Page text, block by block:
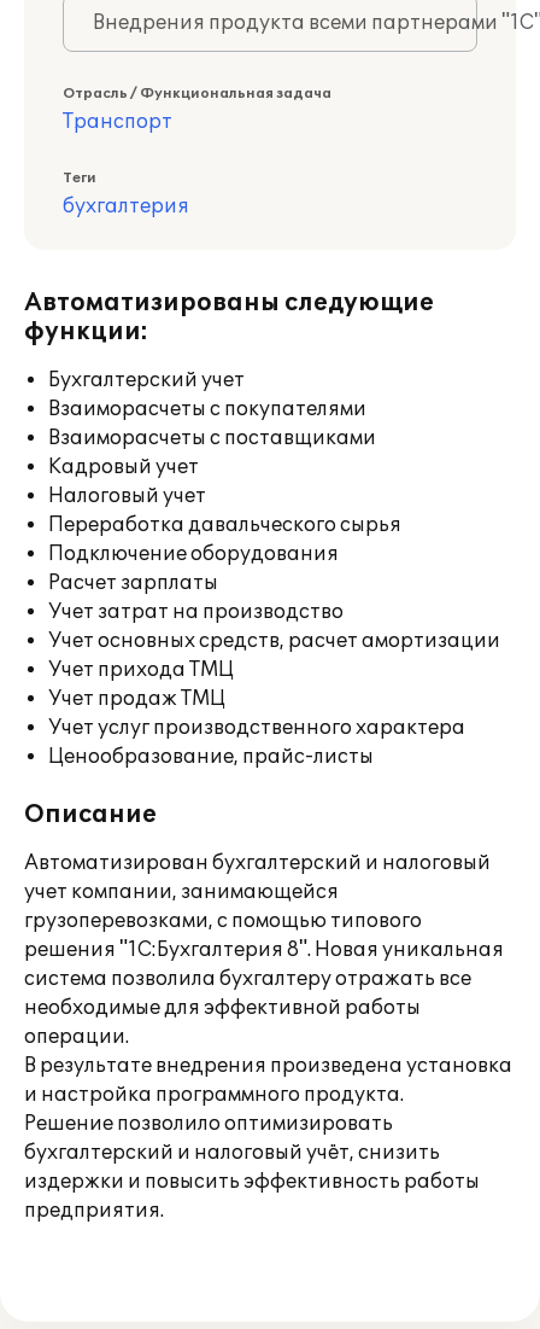
Внедрения продукта всеми партнерами
Отрасль / Функциональная задача
Транспорт
Теги
бухгалтерия
Автоматизированы следующие
функции:
Бухгалтерский учет
Взаиморасчеты с покупателями
Взаиморасчеты с поставщиками
Кадровый учет
Налоговый учет
Переработка давальческого сырья
Подключение оборудования
Расчет зарплаты
Учет затрат на производство
Учет основных средств, расчет амортизации
Учет прихода ТМЦ
Учет продаж ТМЦ
Учет услуг производственного характера
Ценообразование, прайс-листы
Описание
Автоматизирован бухгалтерский и налоговый
учет компании, занимающейся
грузоперевозками, с помощью типового
решения "1С:Бухгалтерия 8". Новая уникальная
система позволила бухгалтеру отражать все
необходимые для эффективной работы
операции.
В результате внедрения произведена установка
и настройка программного продукта.
Решение позволило оптимизировать
бухгалтерский и налоговый учёт, снизить
издержки и повысить эффективность работы
предприятия.